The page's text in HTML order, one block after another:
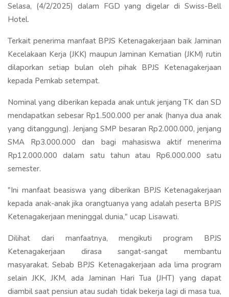
Selasa, (4/2/2025) dalam FGD yang digelar di Swiss-Bell
Hotel.
Terkait penerima manfaat BPJS Ketenagakerjaan baik Jaminan
Kecelakaan Kerja (JKK) maupun Jaminan Kematian (JKM) rutin
dilaporkan setiap bulan oleh pihak BPJS Ketenagakerjaan
kepada Pemkab setempat.
Nominal yang diberikan kepada anak untuk jenjang TK dan SD
mendapatkan sebesar Rp1.500.000 per anak (hanya dua anak
yang ditanggung). Jenjang SMP besaran Rp2.000.000, jenjang
SMA Rp3.000.000 dan bagi mahasiswa aktif menerima
Rp12.000.000 dalam satu tahun atau Rp6.000.000 satu
semester.
"Ini manfaat beasiswa yang diberikan BPJS Ketenagakerjaan
kepada anak-anak jika orangtuanya yang adalah peserta BPJS
Ketenagakerjaan meninggal dunia," ucap Lisawati.
Dilihat dari manfaatnya, mengikuti program BPJS
Ketenagakerjaan dirasa sangat-sangat membantu
masyarakat. Sebab BPJS Ketenagakerjaan ada lima program
selain JKK, JKM, ada Jaminan Hari Tua (JHT) yang dapat
diambil saat pensiun atau sudah tidak bekerja lagi di masa tua,